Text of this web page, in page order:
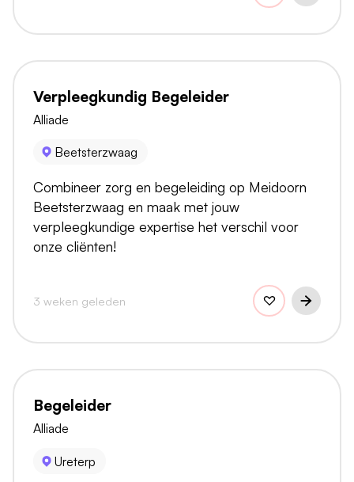
Verpleegkundig Begeleider
Alliade
Beetsterzwaag
Combineer zorg en begeleiding op Meidoorn
Beetsterzwaag en maak met jouw
verpleegkundige expertise het verschil voor
onze cliënten!
3 weken geleden
Begeleider
Alliade
Ureterp